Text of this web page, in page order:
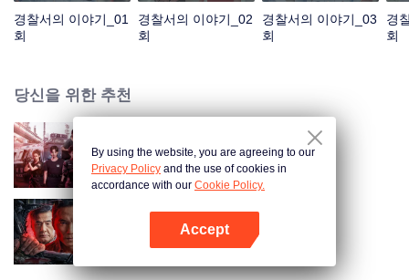
경찰서의 이야기_01
회
경찰서의 이야기_02
회
경찰서의 이야기_03
회
경
회
당신을 위한 추천
여순특경지봉조돌격대
스파이
By using the website, you are agreeing to our
Privacy Policy and the use of cookies in
accordance with our Cookie Policy.
Accept